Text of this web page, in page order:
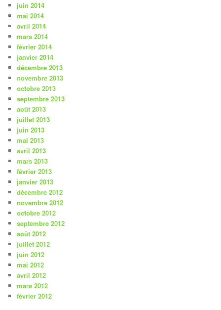
juin 2014
mai 2014
avril 2014
mars 2014
février 2014
janvier 2014
décembre 2013
novembre 2013
octobre 2013
septembre 2013
août 2013
juillet 2013
juin 2013
mai 2013
avril 2013
mars 2013
février 2013
janvier 2013
décembre 2012
novembre 2012
octobre 2012
septembre 2012
août 2012
juillet 2012
juin 2012
mai 2012
avril 2012
mars 2012
février 2012